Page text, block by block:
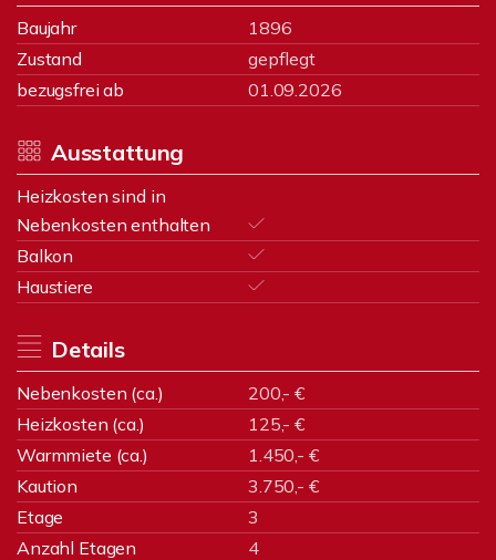
Baujahr
1896
Zustand
gepflegt
bezugsfrei ab
01.09.2026
Ausstattung
Heizkosten sind in
Nebenkosten enthalten
Balkon
Haustiere
Details
Nebenkosten (ca.)
200,- €
Heizkosten (ca.)
125,- €
Warmmiete (ca.)
1.450,- €
Kaution
3.750,- €
Etage
3
Anzahl Etagen
4